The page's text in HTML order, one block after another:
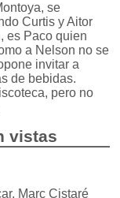
se
Curtis y Aitor
es Paco quien
a Nelson no se
invitar a
de bebidas.
pero no
vistas
Marc Cistaré